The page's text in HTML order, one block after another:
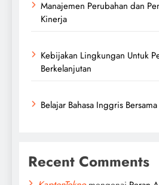
Manajemen Perubahan dan
Kinerja
Kebijakan Lingkungan Untuk
Berkelanjutan
Belajar Bahasa Inggris
Recent Comments